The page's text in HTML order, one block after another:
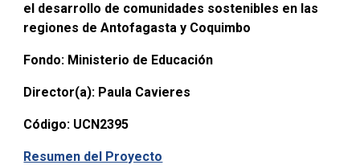
el desarrollo de comunidades sostenibles en las
regiones de Antofagasta y Coquimbo
Fondo: Ministerio de Educación
Director(a): Paula Cavieres
Código: UCN2395
Resumen del Proyecto